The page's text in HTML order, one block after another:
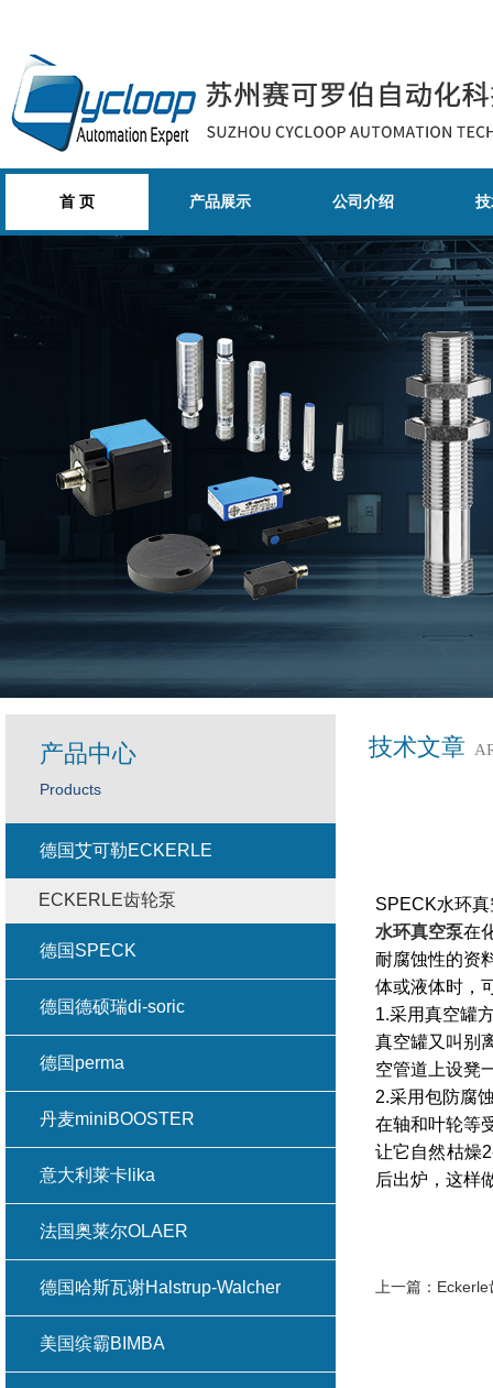
首 页 产品展示 公司介绍
技术文章
SPECK水环
水环真空泵在
耐腐蚀性的资
体或液体时，
1.采用真空罐
真空罐又叫别
空管道上设凳
2.采用包防腐
在轴和叶轮等
让它自然枯燥
后出炉，这样
上一篇： Eckerle
产品中心
Products
德国艾可勒ECKERLE
ECKERLE齿轮泵
德国SPECK
德国德硕瑞di-soric
德国perma
丹麦miniBOOSTER
意大利莱卡lika
法国奥莱尔OLAER
德国哈斯瓦谢Halstrup-Walcher
美国缤霸BIMBA